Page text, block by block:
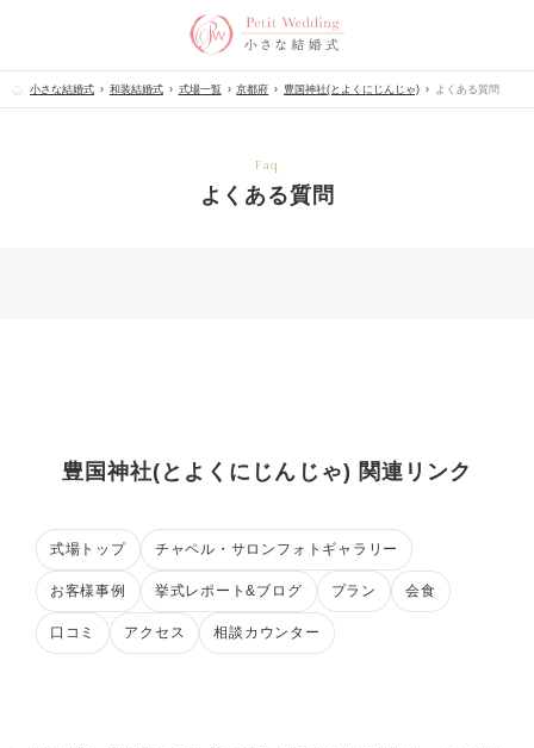
小さな結婚式 和装結婚式 式場一覧 京都府 豊国神社(とよくにじんじゃ) よくある質問
Faq
よくある質問
豊国神社(とよくにじんじゃ) 関連リンク
式場トップ チャペル・サロンフォトギャラリー
お客様事例 挙式レポート&ブログ プラン 会食
口コミ アクセス 相談カウンター